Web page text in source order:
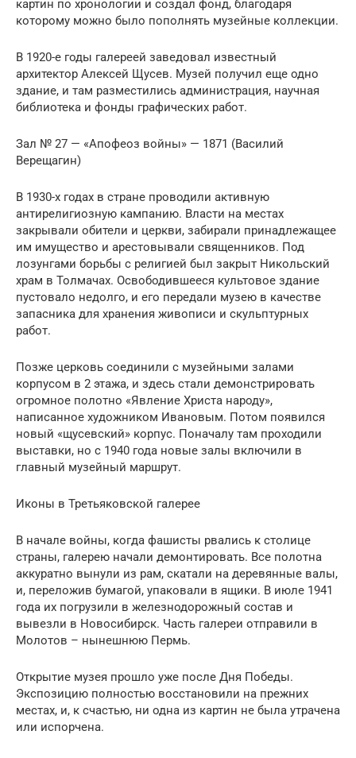
картин по хронологии и создал фонд, благодаря
которому можно было пополнять музейные коллекции.
В 1920-е годы галереей заведовал известный
архитектор Алексей Щусев. Музей получил еще одно
здание, и там разместились администрация, научная
библиотека и фонды графических работ.
Зал № 27 — «Апофеоз войны» — 1871 (Василий
Верещагин)
В 1930-х годах в стране проводили активную
антирелигиозную кампанию. Власти на местах
закрывали обители и церкви, забирали принадлежащее
им имущество и арестовывали священников. Под
лозунгами борьбы с религией был закрыт Никольский
храм в Толмачах. Освободившееся культовое здание
пустовало недолго, и его передали музею в качестве
запасника для хранения живописи и скульптурных
работ.
Позже церковь соединили с музейными залами
корпусом в 2 этажа, и здесь стали демонстрировать
огромное полотно «Явление Христа народу»,
написанное художником Ивановым. Потом появился
новый «щусевский» корпус. Поначалу там проходили
выставки, но с 1940 года новые залы включили в
главный музейный маршрут.
Иконы в Третьяковской галерее
В начале войны, когда фашисты рвались к столице
страны, галерею начали демонтировать. Все полотна
аккуратно вынули из рам, скатали на деревянные валы,
и, переложив бумагой, упаковали в ящики. В июле 1941
года их погрузили в железнодорожный состав и
вывезли в Новосибирск. Часть галереи отправили в
Молотов – нынешнюю Пермь.
Открытие музея прошло уже после Дня Победы.
Экспозицию полностью восстановили на прежних
местах, и, к счастью, ни одна из картин не была утрачена
или испорчена.